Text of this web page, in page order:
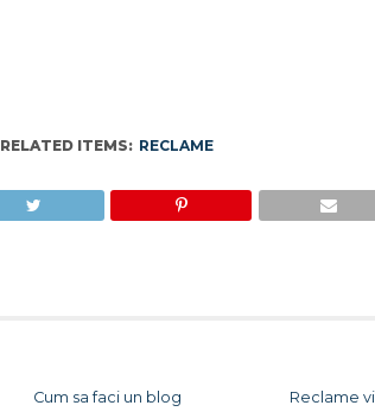
RELATED ITEMS: RECLAME
Cum sa faci un blog Reclame